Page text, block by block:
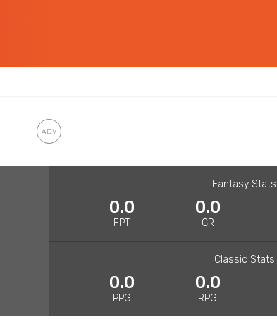
Fantasy Stats
0.0
FPT
0.0
CR
Classic Stats
0.0
PPG
0.0
RPG